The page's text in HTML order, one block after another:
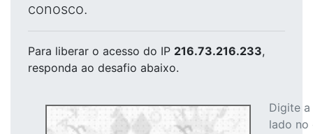
conosco.
Para liberar o acesso do IP 216.73.216.233,
responda ao desafio abaixo.
Digite
lado no